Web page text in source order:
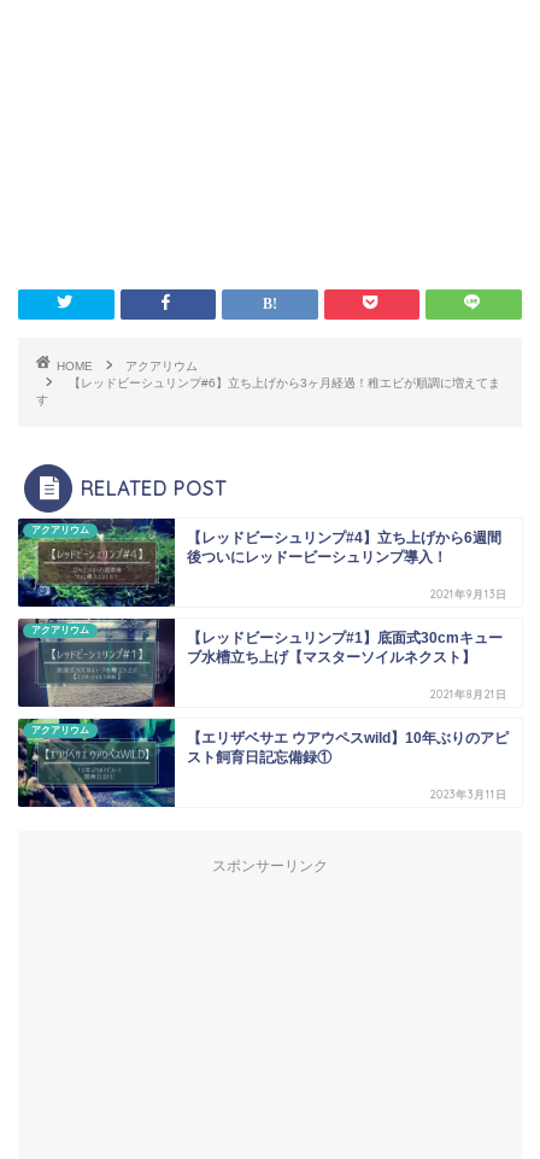
HOME
アクアリウム
【レッドビーシュリンプ#6】立ち上げから3ヶ月経過！稚エビが順調に増えてま
す
RELATED POST
アクアリウム
【レッドビーシュリンプ#4】立ち上げから6週間
後ついにレッドービーシュリンプ導入！
2021年9月13日
アクアリウム
【レッドビーシュリンプ#1】底面式30cmキュー
ブ水槽立ち上げ【マスターソイルネクスト】
2021年8月21日
アクアリウム
【エリザベサエ ウアウペスwild】10年ぶりのアピ
スト飼育日記忘備録①
2023年3月11日
スポンサーリンク